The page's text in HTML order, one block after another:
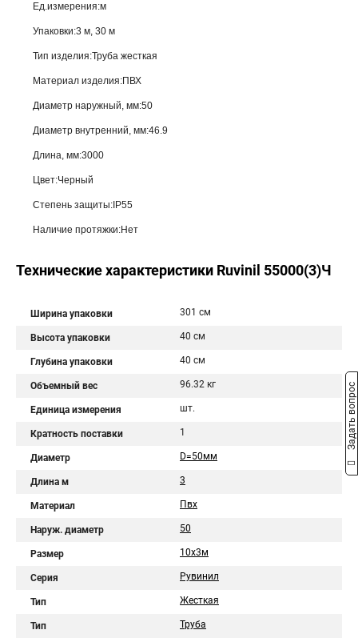
Ед.измерения:м
Упаковки:3 м, 30 м
Тип изделия:Труба жесткая
Материал изделия:ПВХ
Диаметр наружный, мм:50
Диаметр внутренний, мм:46.9
Длина, мм:3000
Цвет:Черный
Степень защиты:IP55
Наличие протяжки:Нет
Технические характеристики Ruvinil 55000(3)Ч
Ширина упаковки 301 см
Высота упаковки 40 см
Глубина упаковки 40 см
Объемный вес 96.32 кг
Единица измерения шт.
Кратность поставки 1
Диаметр D=50мм
Длина м 3
Материал Пвх
Наруж. диаметр 50
Размер 10х3м
Серия Рувинил
Тип Жесткая
Тип Труба
Задать вопрос